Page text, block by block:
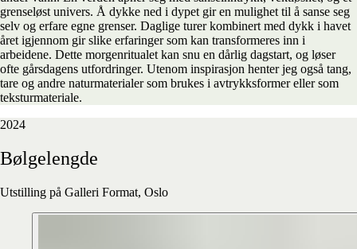
grenseløst univers. Å dykke ned i dypet gir en mulighet til å sanse seg
selv og erfare egne grenser. Daglige turer kombinert med dykk i havet
året igjennom gir slike erfaringer som kan transformeres inn i
arbeidene. Dette morgenritualet kan snu en dårlig dagstart, og løser
ofte gårsdagens utfordringer. Utenom inspirasjon henter jeg også tang,
tare og andre naturmaterialer som brukes i avtrykksformer eller som
teksturmateriale.
2024
Bølgelengde
Utstilling på Galleri Format, Oslo